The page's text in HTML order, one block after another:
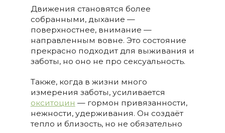
Движения становятся более
собранными, дыхание —
поверхностнее, внимание —
направленным вовне. Это состояние
прекрасно подходит для выживания и
заботы, но оно не про сексуальность.
Также, когда в жизни много
измерения заботы, усиливается
окситоцин — гормон привязанности,
нежности, удерживания. Он создаёт
тепло и близость, но не обязательно